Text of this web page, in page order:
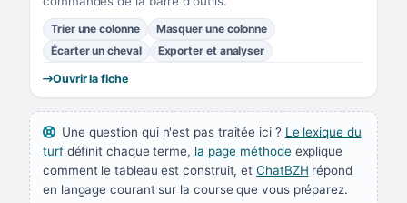
Trier une colonne
Masquer une colonne
Écarter un cheval
Exporter et analyser
Ouvrir la fiche
Une question qui n'est pas traitée ici ? Le lexique du
turfdéfinit chaque terme, la page méthodeexplique
comment le tableau est construit, etChatBZH répond
en langage courant sur la course que vous préparez.